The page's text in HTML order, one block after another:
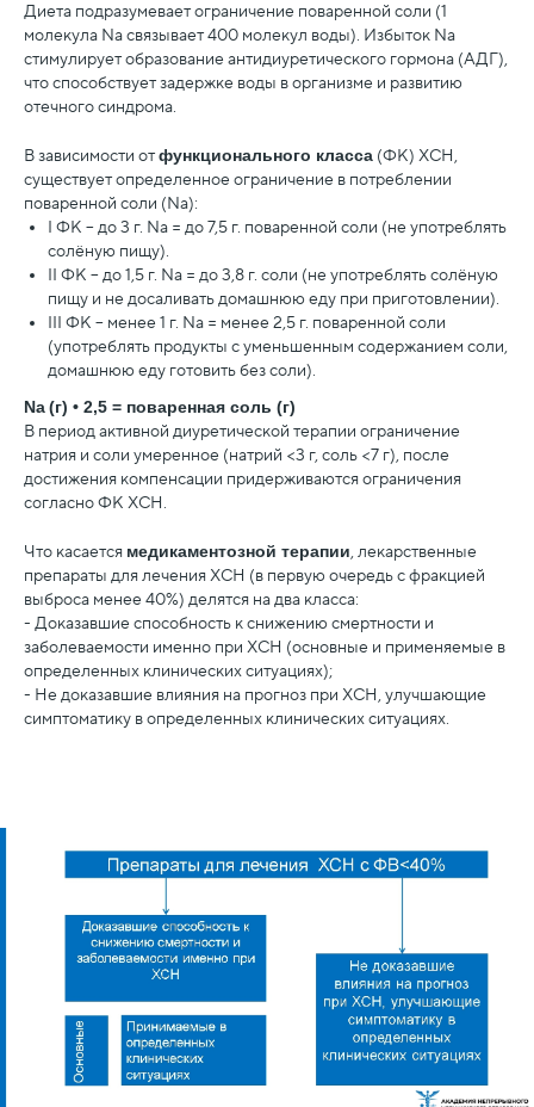
Диета подразумевает ограничение поваренной соли (1
молекула Na связывает 400 молекул воды). Избыток Na
стимулирует образование антидиуретического гормона (АДГ),
что способствует задержке воды в организме и развитию
отечного синдрома.
В зависимости отфункционального класса (ФК) ХСН,
существует определенное ограничение в потреблении
поваренной соли (Na):
I ФК – до 3 г. Na = до 7,5 г. поваренной соли (не употреблять
солёную пищу).
II ФК – до 1,5 г. Nа = до 3,8 г. соли (не употреблять солёную
пищу и не досаливать домашнюю еду при приготовлении).
III ФК – менее 1 г. Na = менее 2,5 г. поваренной соли
(употреблять продукты с уменьшенным содержанием соли,
домашнюю еду готовить без соли).
Na(г) • 2,5 = поваренная соль (г)
В период активной диуретической терапии ограничение
натрия и соли умеренное (натрий <3 г, соль <7 г), после
достижения компенсации придерживаются ограничения
согласно ФК ХСН.
Что касается медикаментозной терапии, лекарственные
препараты для лечения ХСН (в первую очередь с фракцией
выброса менее 40%) делятся на два класса:
- Доказавшие способность к снижению смертности и
заболеваемости именно при ХСН (основные и применяемые в
определенных клинических ситуациях);
- Не доказавшие влияния на прогноз при ХСН, улучшающие
симптоматику в определенных клинических ситуациях.